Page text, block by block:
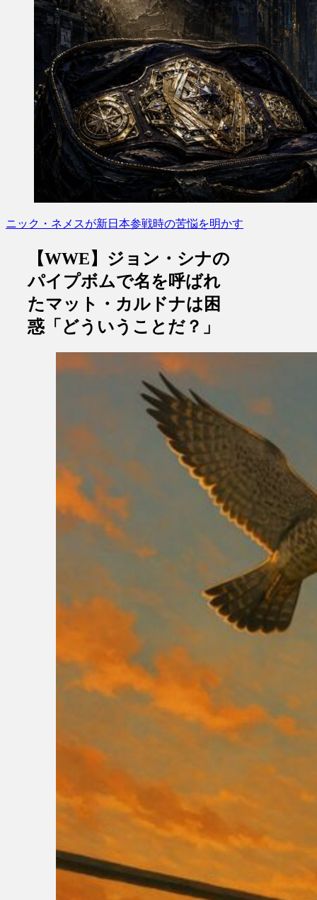
ニック・ネメスが新日本参戦時の苦悩を明かす
【WWE】ジョン・シナの
パイプボムで名を呼ばれ
たマット・カルドナは困
惑「どういうことだ？」